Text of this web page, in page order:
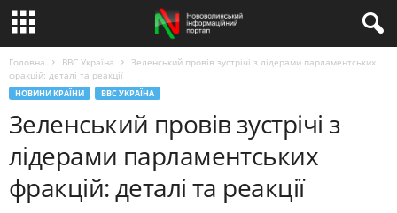
Головна BBC Україна
Зеленський провів зустрічі з лідерами парламентських
фракцій: деталі та реакції
НОВИНИ КРАЇНИ BBC УКРАЇНА
Зеленський провів зустрічі з
лідерами парламентських
фракцій: деталі та реакції